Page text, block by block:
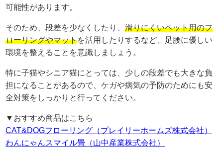
可能性があります。
そのため、段差を少なくしたり、滑りにくいペット用のフ
ローリングやマットを活用したりするなど、足腰に優しい
環境を整えることを意識しましょう。
特に子猫やシニア猫にとっては、少しの段差でも大きな負
担になることがあるので、ケガや病気の予防のためにも安
全対策をしっかりと行ってください。
▼おすすめ商品はこちら
CAT&DOGフローリング（プレイリーホームズ株式会社）
わんにゃんスマイル畳（山中産業株式会社）